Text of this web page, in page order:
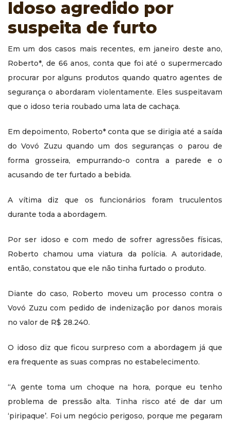
Idoso agredido por
suspeita de furto
Em um dos casos mais recentes, em janeiro deste ano,
Roberto*, de 66 anos, conta que foi até o supermercado
procurar por alguns produtos quando quatro agentes de
segurança o abordaram violentamente. Eles suspeitavam
que o idoso teria roubado uma lata de cachaça.
Em depoimento, Roberto* conta que se dirigia até a saída
do Vovó Zuzu quando um dos seguranças o parou de
forma grosseira, empurrando-o contra a parede e o
acusando de ter furtado a bebida.
A vítima diz que os funcionários foram truculentos
durante toda a abordagem.
Por ser idoso e com medo de sofrer agressões físicas,
Roberto chamou uma viatura da polícia. A autoridade,
então, constatou que ele não tinha furtado o produto.
Diante do caso, Roberto moveu um processo contra o
Vovó Zuzu com pedido de indenização por danos morais
no valor de R$ 28.240.
O idoso diz que ficou surpreso com a abordagem já que
era frequente as suas compras no estabelecimento.
“A gente toma um choque na hora, porque eu tenho
problema de pressão alta. Tinha risco até de dar um
‘piripaque’. Foi um negócio perigoso, porque me pegaram